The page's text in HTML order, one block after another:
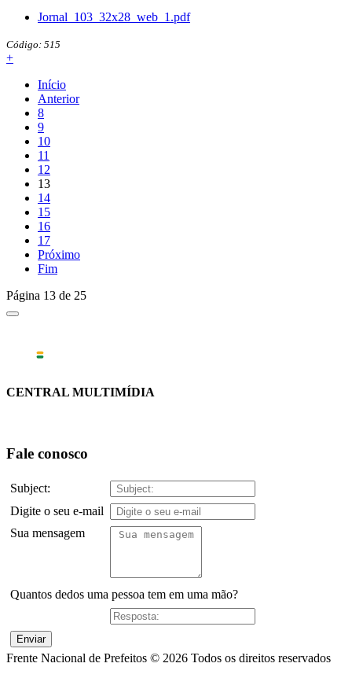
Jornal_103_32x28_web_1.pdf
Código: 515
+
Início
Anterior
8
9
10
11
12
13
14
15
16
17
Próximo
Fim
Página 13 de 25
CENTRAL MULTIMÍDIA
Fale conosco
Subject:
Digite o seu e-mail
Sua mensagem
Quantos dedos uma pessoa tem em uma mão?
Frente Nacional de Prefeitos © 2026 Todos os direitos reservados